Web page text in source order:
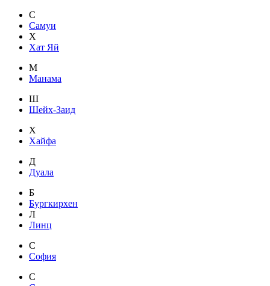
С
Самуи
Х
Хат Яй
М
Манама
Ш
Шейх-Заид
Х
Хайфа
Д
Дуала
Б
Бургкирхен
Л
Линц
С
София
С